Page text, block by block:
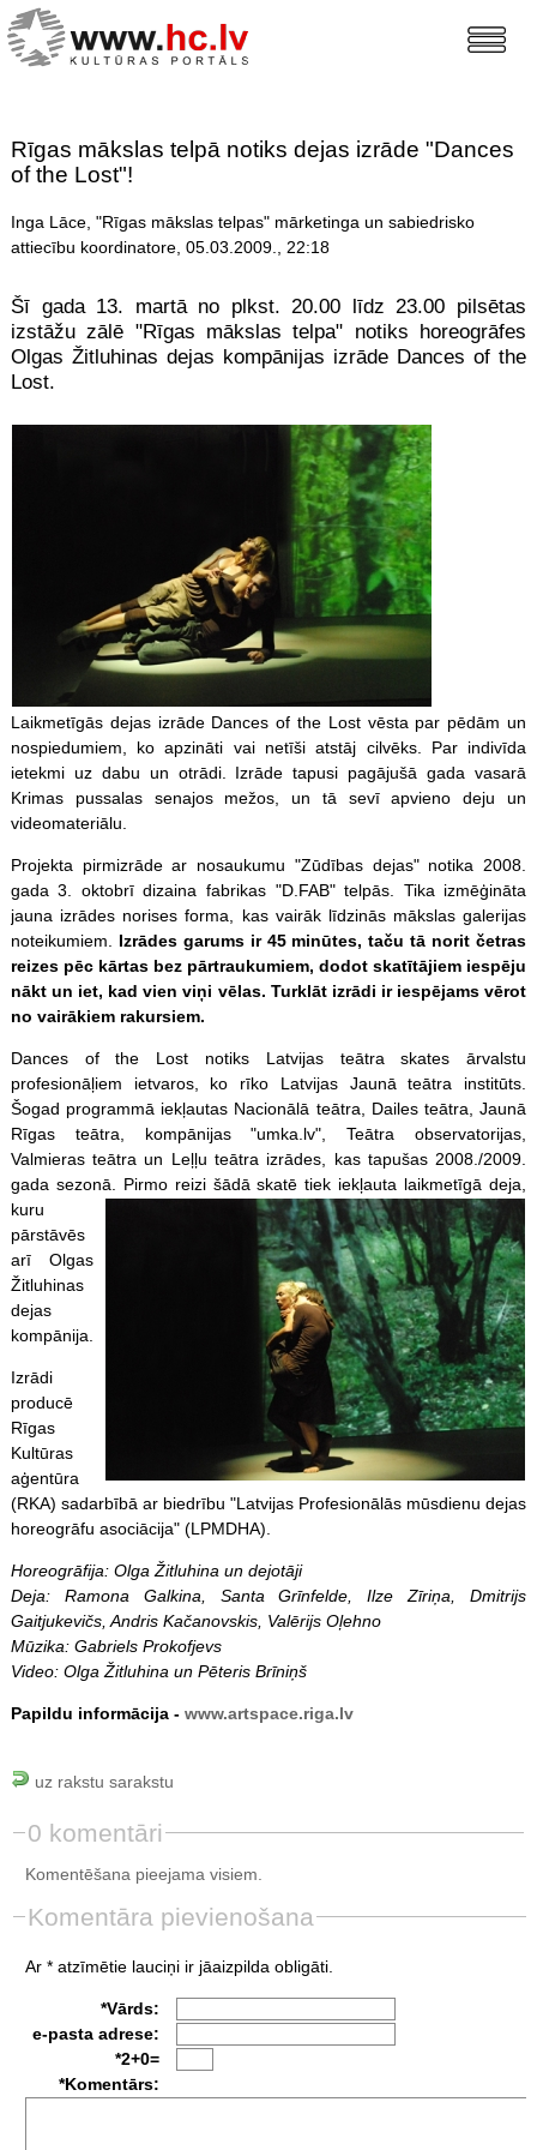
Rīgas mākslas telpā notiks dejas izrāde "Dances
of the Lost"!
Inga Lāce, "Rīgas mākslas telpas" mārketinga un sabiedrisko
attiecību koordinatore, 05.03.2009., 22:18
Šī gada 13. martā no plkst. 20.00 līdz 23.00 pilsētas
izstāžu zālē "Rīgas mākslas telpa" notiks horeogrāfes
Olgas Žitluhinas dejas kompānijas izrāde Dances of the
Lost.
Laikmetīgās dejas izrāde Dances of the Lost vēsta par pēdām un
nospiedumiem, ko apzināti vai netīši atstāj cilvēks. Par indivīda
ietekmi uz dabu un otrādi. Izrāde tapusi pagājušā gada vasarā
Krimas pussalas senajos mežos, un tā sevī apvieno deju un
videomateriālu.
Projekta pirmizrāde ar nosaukumu "Zūdības dejas" notika 2008.
gada 3. oktobrī dizaina fabrikas "D.FAB" telpās. Tika izmēģināta
jauna izrādes norises forma, kas vairāk līdzinās mākslas galerijas
noteikumiem. Izrādes garums ir 45 minūtes, taču tā norit četras
reizes pēc kārtas bez pārtraukumiem, dodot skatītājiem iespēju
nākt un iet, kad vien viņi vēlas. Turklāt izrādi ir iespējams vērot
no vairākiem rakursiem.
Dances of the Lost notiks Latvijas teātra skates ārvalstu
profesionāļiem ietvaros, ko rīko Latvijas Jaunā teātra institūts.
Šogad programmā iekļautas Nacionālā teātra, Dailes teātra, Jaunā
Rīgas teātra, kompānijas "umka.lv", Teātra observatorijas,
Valmieras teātra un Leļļu teātra izrādes, kas tapušas 2008./2009.
gada sezonā. Pirmo reizi šādā skatē tiek iekļauta laikmetīgā deja,
kuru
pārstāvēs
arī Olgas
Žitluhinas
dejas
kompānija.
Izrādi
producē
Rīgas
Kultūras
aģentūra
(RKA) sadarbībā ar biedrību "Latvijas Profesionālās mūsdienu dejas
horeogrāfu asociācija" (LPMDHA).
Horeogrāfija: Olga Žitluhina un dejotāji
Deja: Ramona Galkina, Santa Grīnfelde, Ilze Zīriņa, Dmitrijs
Gaitjukevičs, Andris Kačanovskis, Valērijs Oļehno
Mūzika: Gabriels Prokofjevs
Video: Olga Žitluhina un Pēteris Brīniņš
Papildu informācija - www.artspace.riga.lv
uz rakstu sarakstu
0 komentāri
Komentēšana pieejama visiem.
Komentāra pievienošana
Ar * atzīmētie lauciņi ir jāaizpilda obligāti.
*Vārds:
e-pasta adrese:
*2+0=
*Komentārs: